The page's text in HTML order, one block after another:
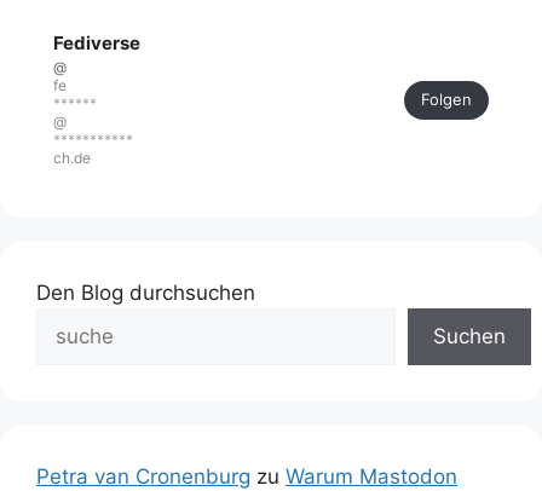
Fediverse
@
fe
******
@
***********
ch.de
Folgen
Den Blog durchsuchen
Suchen
Petra van Cronenburg zu Warum Mastodon